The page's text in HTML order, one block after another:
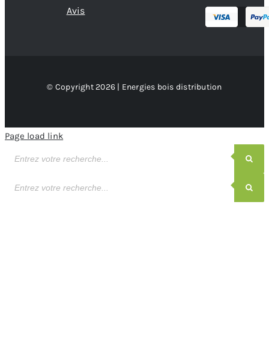
Avis
© Copyright 2026 | Energies bois distribution
Page load link
de
de